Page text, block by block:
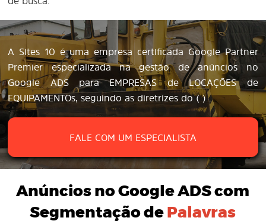
A Sites 10 é uma empresa certificada Google Partner
Premier especializada na gestão de anúncios no
Google ADS para EMPRESAS de LOCAÇÕES de
EQUIPAMENTOs, seguindo as diretrizes do ( ) .
FALE COM UM ESPECIALISTA
Anúncios no Google ADS com
Segmentação de Palavras